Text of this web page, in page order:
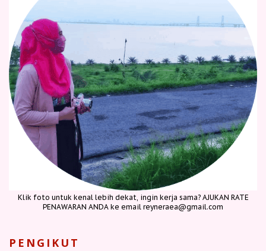
Klik foto untuk kenal lebih dekat, ingin kerja sama? AJUKAN RATE
PENAWARAN ANDA ke email reyneraea@gmail.com
PENGIKUT